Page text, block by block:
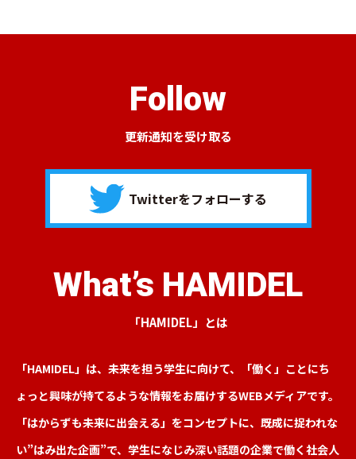
Follow
更新通知を受け取る
Twitterをフォローする
What’s HAMIDEL
「HAMIDEL」とは
「HAMIDEL」は、未来を担う学生に向けて、「働く」ことにち
ょっと興味が持てるような情報をお届けするWEBメディアです。
「はからずも未来に出会える」をコンセプトに、既成に捉われな
い”はみ出た企画”で、学生になじみ深い話題の企業で働く社会人